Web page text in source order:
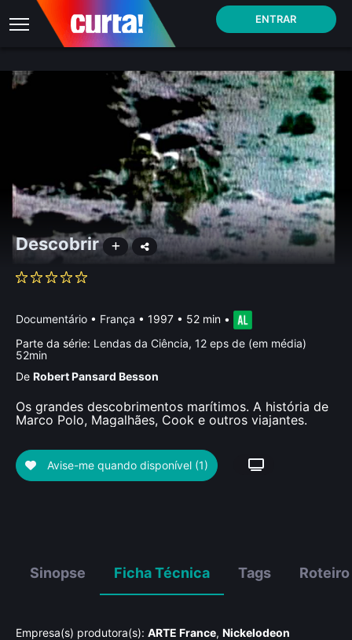
ENTRAR
Descobrir
Documentário • França • 1997 • 52 min •
Parte da série: Lendas da Ciência, 12 eps de (em média)
52min
De Robert Pansard Besson
Os grandes descobrimentos marítimos. A história de
Marco Polo, Magalhães, Cook e outros viajantes.
Avise-me quando disponível (1)
Sinopse Ficha Técnica Tags Roteiro
Empresa(s) produtora(s): ARTE France, Nickelodeon